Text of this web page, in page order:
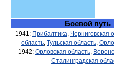
Боевой путь
1941: Прибалтика, Черниговская
область, Тульская область,
1942: Орловская область,
Сталинградская